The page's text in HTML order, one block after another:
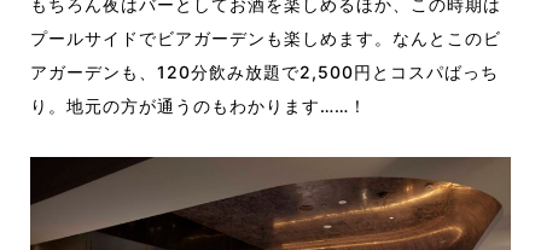
プールサイドでビアガーデンも楽しめます。なんとこのビ
アガーデンも、120分飲み放題で2,500円とコスパばっち
り。地元の方が通うのもわかります……！